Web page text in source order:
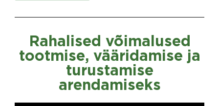
Rahalised võimalused
tootmise, vääridamise ja
turustamise
arendamiseks